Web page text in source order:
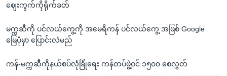
ဈေးကွက်ကိုရိုက်ခတ်
မက္ကဆီကို ပင်လယ်ကွေ့ကို အမေရိကန် ပင်လယ်ကွေ့ အဖြစ် Google
မြေပုံမှာ ပြောင်းလဲမည်
ကန်-မက္ကဆီကိုနယ်စပ်လုံခြုံရေး ကန်တပ်ဖွဲ့ဝင် ၁၅၀၀ စေလွှတ်